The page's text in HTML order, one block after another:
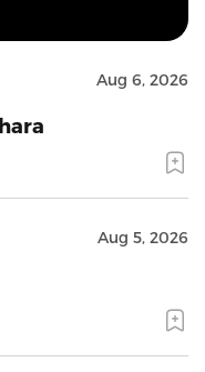
Aug 6, 2026
Aug 5, 2026